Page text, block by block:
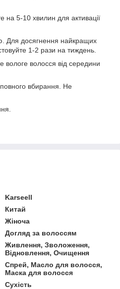
на 5-10 хвилин для активації
Для досягнення найкращих
1-2 рази на тиждень.
вологе волосся від середини
вбирання. Не
Karseell
Китай
Жіноча
Догляд за волоссям
Живлення, Зволоження,
Відновлення, Очищення
Спрей, Масло для волосся,
Маска для волосся
Сухість